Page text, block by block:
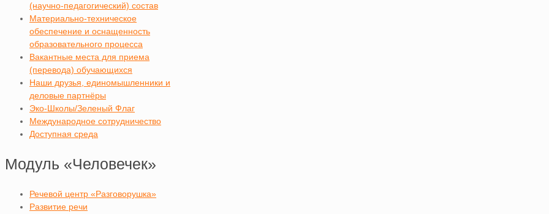
(научно-педагогический) состав
Материально-техническое
обеспечение и оснащенность
образовательного процесса
Вакантные места для приема
(перевода) обучающихся
Наши друзья, единомышленники и
деловые партнёры
Эко-Школы/Зеленый Флаг
Международное сотрудничество
Доступная среда
Модуль «Человечек»
Речевой центр «Разговорушка»
Развитие речи